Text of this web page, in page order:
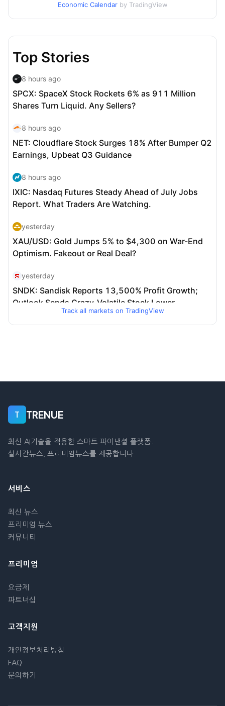
Economic Calendar by TradingView
Track all markets on TradingView
T TRENUE
최신 AI기술을 적용한 스마트 파이낸셜 플랫폼.
실시간뉴스, 프리미엄뉴스를 제공합니다.
서비스
최신 뉴스
프리미엄 뉴스
커뮤니티
프리미엄
요금제
파트너십
고객지원
개인정보처리방침
FAQ
문의하기